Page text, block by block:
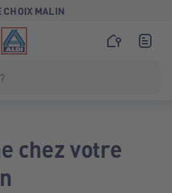
CHOIX MALIN
chez votre